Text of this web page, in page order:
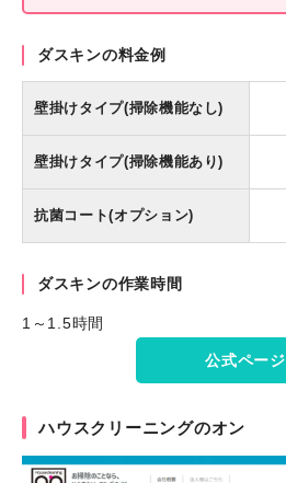
ダスキンの料金例
壁掛けタイプ(掃除機能なし)
壁掛けタイプ(掃除機能あり)
抗菌コート(オプション)
ダスキンの作業時間
1～1.5時間
公式ページ
ハウスクリーニングのオン